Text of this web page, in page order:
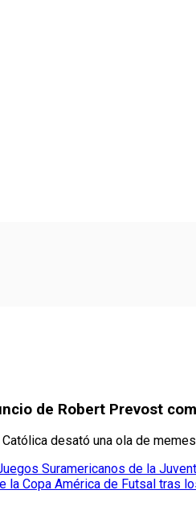
de Robert Prevost
desató una ola de
Suramericanos de la
Copa América de Futsal tras